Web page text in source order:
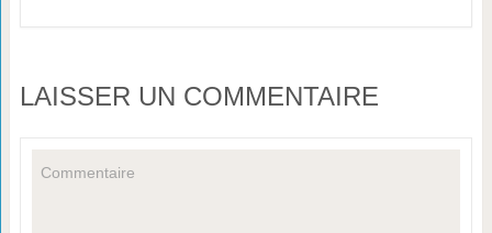
LAISSER UN COMMENTAIRE